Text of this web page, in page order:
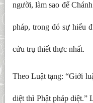
người, làm sao để
pháp, trong đó sự hiểu
cửu trụ thiết thực nhất.
Theo Luật tạng: “Giới
diệt thì Phật pháp diệt.”